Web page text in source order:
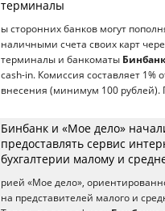
терминалы
ы сторонних банков могут
наличными счета своих карт
терминалы и банкоматы
cash-in. Комиссия составляет 1%
внесения (минимум 100 рублей).
Бинбанк и «Мое дело»
предоставлять сервис
бухгалтерии малому и
рией «Мое дело»,
на представителей малого и